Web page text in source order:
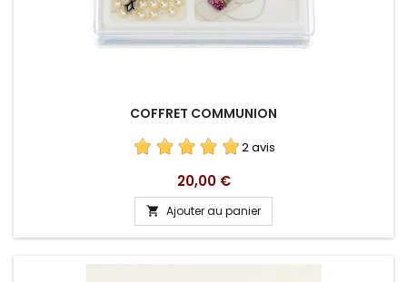
COFFRET COMMUNION
2 avis
Prix
20,00 €
 Ajouter au panier